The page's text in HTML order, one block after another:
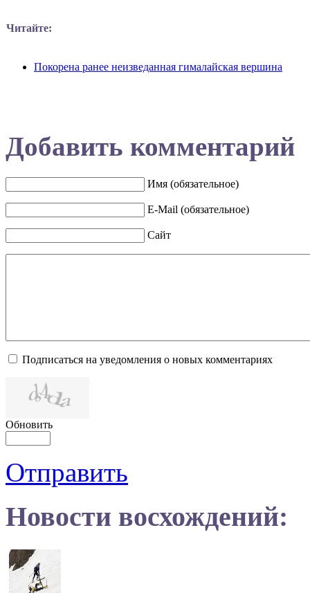
Читайте:
Покорена ранее неизведанная гималайская вершина
Добавить комментарий
Имя (обязательное)
E-Mail (обязательное)
Сайт
Подписаться на уведомления о новых комментариях
Обновить
Отправить
Новости восхождений: